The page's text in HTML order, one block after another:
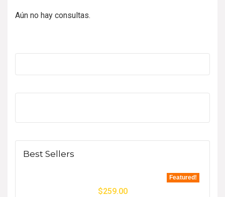
Aún no hay consultas.
Best Sellers
Featured!
$259.00